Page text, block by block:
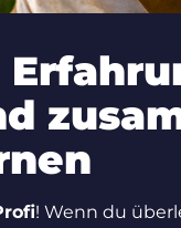
! Wenn du